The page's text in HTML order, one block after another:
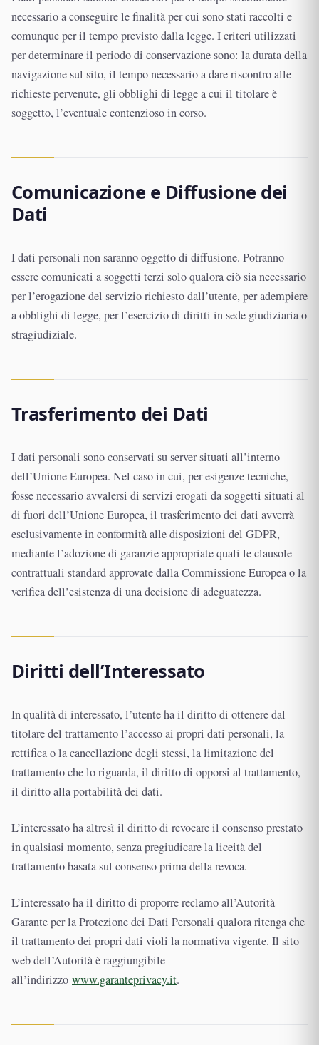
necessario a conseguire le finalità per cui sono stati raccolti e
comunque per il tempo previsto dalla legge. I criteri utilizzati
per determinare il periodo di conservazione sono: la durata della
navigazione sul sito, il tempo necessario a dare riscontro alle
richieste pervenute, gli obblighi di legge a cui il titolare è
soggetto, l’eventuale contenzioso in corso.
Comunicazione e Diffusione dei
Dati
I dati personali non saranno oggetto di diffusione. Potranno
essere comunicati a soggetti terzi solo qualora ciò sia necessario
per l’erogazione del servizio richiesto dall’utente, per adempiere
a obblighi di legge, per l’esercizio di diritti in sede giudiziaria o
stragiudiziale.
Trasferimento dei Dati
I dati personali sono conservati su server situati all’interno
dell’Unione Europea. Nel caso in cui, per esigenze tecniche,
fosse necessario avvalersi di servizi erogati da soggetti situati al
di fuori dell’Unione Europea, il trasferimento dei dati avverrà
esclusivamente in conformità alle disposizioni del GDPR,
mediante l’adozione di garanzie appropriate quali le clausole
contrattuali standard approvate dalla Commissione Europea o la
verifica dell’esistenza di una decisione di adeguatezza.
Diritti dell’Interessato
In qualità di interessato, l’utente ha il diritto di ottenere dal
titolare del trattamento l’accesso ai propri dati personali, la
rettifica o la cancellazione degli stessi, la limitazione del
trattamento che lo riguarda, il diritto di opporsi al trattamento,
il diritto alla portabilità dei dati.
L’interessato ha altresì il diritto di revocare il consenso prestato
in qualsiasi momento, senza pregiudicare la liceità del
trattamento basata sul consenso prima della revoca.
L’interessato ha il diritto di proporre reclamo all’Autorità
Garante per la Protezione dei Dati Personali qualora ritenga che
il trattamento dei propri dati violi la normativa vigente. Il sito
web dell’Autorità è raggiungibile
all’indirizzo www.garanteprivacy.it.